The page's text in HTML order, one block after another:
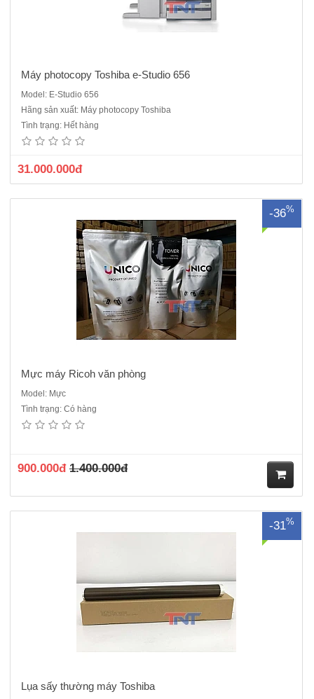
Máy photocopy Toshiba e-Studio 656
Model: E-Studio 656
Hãng sản xuất: Máy photocopy Toshiba
Tình trạng: Hết hàng
31.000.000đ
-36%
Mực dùng cho các loại máy ricoh mp2554/3054/4054/5054/6054 hoặc
Mực máy Ricoh văn phòng
Model: Mực
Tình trạng: Có hàng
900.000đ 1.400.000đ
ua
-31%
Lụa sấy thường máy Toshiba